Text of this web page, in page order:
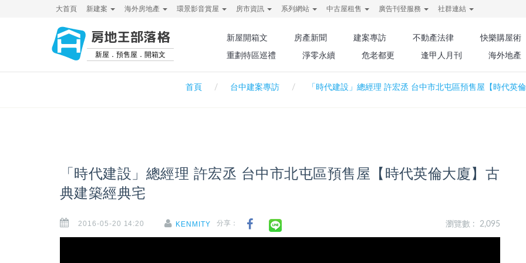
大首頁 新建案 海外房地產 環景影音賞屋 房市資訊 系列網站 中古屋租售 廣告刊登服務 社群連結
房地王部落格
新屋．預售屋．開箱文
新屋開箱文 房產新聞 建案專訪 不動產法律
快樂購屋術
重劃特區巡禮
淨零永續 危老都更 逢甲人月刊 海外地產
首頁 台中建案專訪 「時代建設」總經理 許宏丞 台中市北屯區預售屋【時代英
「時代建設」總經理 許宏丞 台中市北屯區預售屋【時代英倫大廈】古
典建築經典宅
2016-05-20 14:20 KENMITY 分享： 瀏覽數 : 2,095